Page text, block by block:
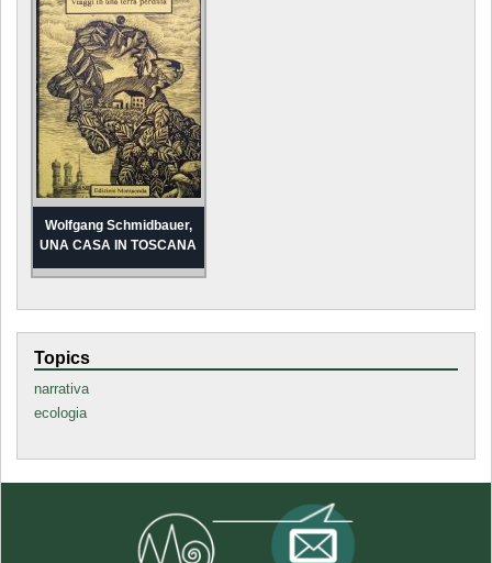
Wolfgang Schmidbauer,
UNA CASA IN TOSCANA
Topics
narrativa
ecologia